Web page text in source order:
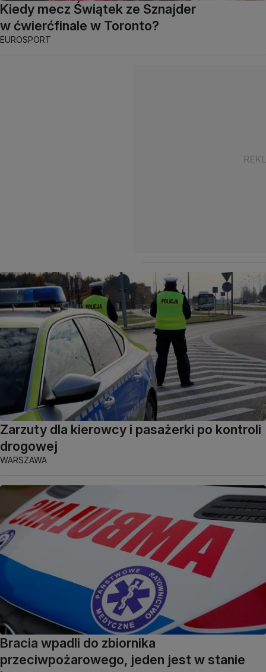
Kiedy mecz Świątek ze Sznajder
w ćwierćfinale w Toronto?
EUROSPORT
Zarzuty dla kierowcy i pasażerki po kontroli
drogowej
WARSZAWA
Bracia wpadli do zbiornika
przeciwpożarowego, jeden jest w stanie